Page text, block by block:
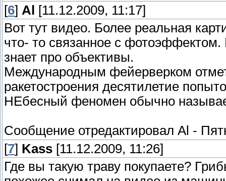
[6] Al
[11.12.2009, 11:17]
Вот тут видео. Более реальная
что- то связанное с
знает про объективы.
Международным фейерверком
ракетостроения десятилетие
НЕбесный феномен обычно
Сообщение отредактировал Al -
[7] Kass [11.12.2009, 11:26]
Где вы такую траву покупаете?